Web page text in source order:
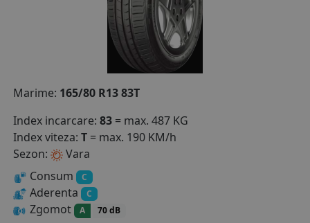
B2B - COLABORARE COMPANII
CONT
CONTACT
Marime: 165/80 R13 83T
Index incarcare: 83 = max. 487 KG
Index viteza: T = max. 190 KM/h
Sezon:
Vara
Consum
C
Aderenta C
Zgomot A 70 dB